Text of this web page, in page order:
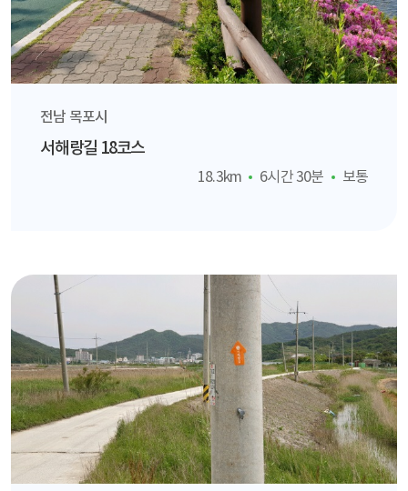
전남 목포시
서해랑길 18코스
18.3km 6시간 30분 보통